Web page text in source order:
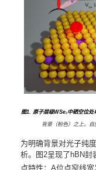
图1. 原子层级WSe₂中硒空位处
背景（粉色）之上。自
为明确背景对光子纯
析。图2呈现了hBN封
点特性：A位点窄线